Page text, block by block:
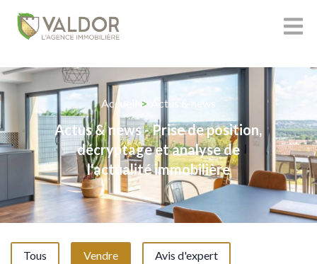
Accueil > Actus & news
Actus & news - Prise de position,
décryptage et analyse de
l'actualité immobilière
Tous Vendre Avis d'expert